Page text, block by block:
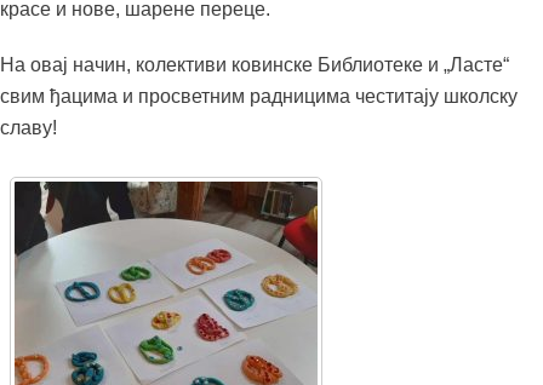
красе и нове, шарене переце.
На овај начин, колективи ковинске Библиотеке и „Ласте“
свим ђацима и просветним радницима честитају школску
славу!